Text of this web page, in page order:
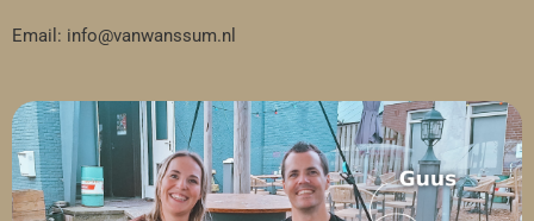
Email: info@vanwanssum.nl